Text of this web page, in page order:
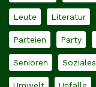
Leute Literatur
Parteien Party
Senioren Soziales